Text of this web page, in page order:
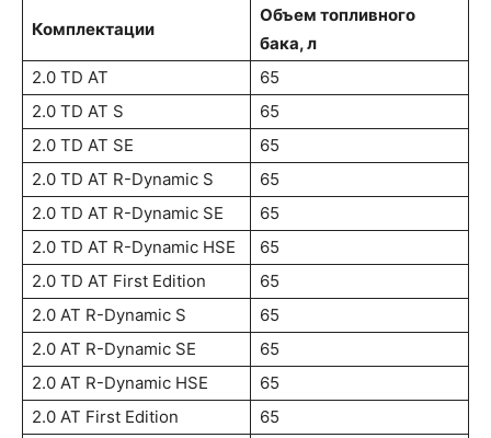
Комплектации
Объем топливного
бака, л
2.0 TD AT
65
2.0 TD AT S
65
2.0 TD AT SE
65
2.0 TD AT R-Dynamic S
65
2.0 TD AT R-Dynamic SE
65
2.0 TD AT R-Dynamic HSE
65
2.0 TD AT First Edition
65
2.0 AT R-Dynamic S
65
2.0 AT R-Dynamic SE
65
2.0 AT R-Dynamic HSE
65
2.0 AT First Edition
65